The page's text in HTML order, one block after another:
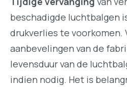
beschadigde luchtbalgen
drukverlies te voorkomen.
aanbevelingen van de
levensduur van de
indien nodig. Het is